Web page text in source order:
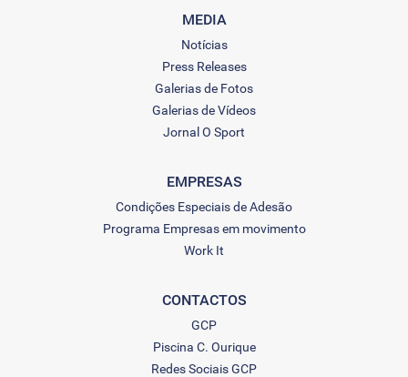
MEDIA
Notícias
Press Releases
Galerias de Fotos
Galerias de Vídeos
Jornal O Sport
EMPRESAS
Condições Especiais de Adesão
Programa Empresas em movimento
Work It
CONTACTOS
GCP
Piscina C. Ourique
Redes Sociais GCP